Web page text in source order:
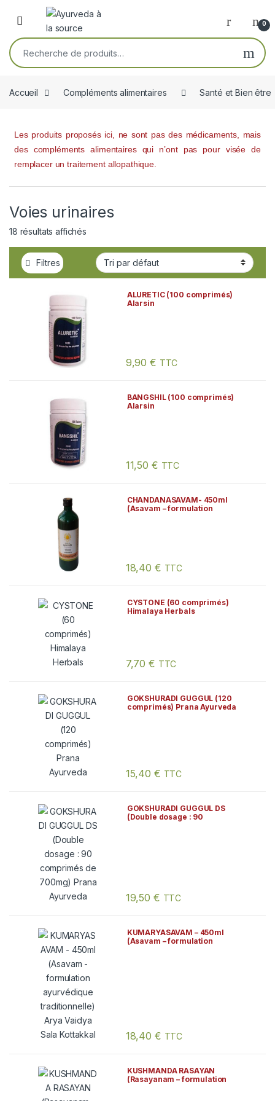
Skip to navigation
Skip to content
Open 0
Recherche pour :
Accueil Compléments alimentaires Santé et Bien être
Les produits proposés ici, ne sont pas des médicaments, mais
des compléments alimentaires qui n’ont pas pour visée de
remplacer un traitement allopathique.
Voies urinaires
18 résultats affichés
Filtres
ALURETIC (100 comprimés)
Alarsin
9,90 € TTC
BANGSHIL (100 comprimés)
Alarsin
11,50 € TTC
CHANDANASAVAM- 450ml
(Asavam – formulation
18,40 € TTC
CYSTONE (60 comprimés)
Himalaya Herbals
7,70 € TTC
GOKSHURADI GUGGUL (120
comprimés) Prana Ayurveda
15,40 € TTC
GOKSHURADI GUGGUL DS
(Double dosage : 90
19,50 € TTC
KUMARYASAVAM – 450ml
(Asavam – formulation
18,40 € TTC
KUSHMANDA RASAYAN
(Rasayanam – formulation